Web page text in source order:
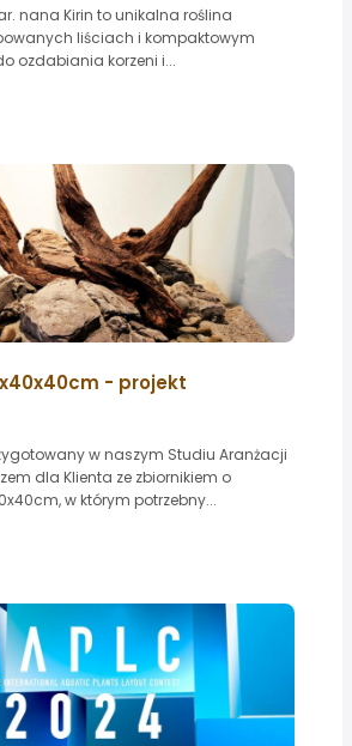
nana Kirin to unikalna roślina
liściach i kompaktowym
ozdabiania korzeni i...
- projekt
w naszym Studiu Aranżacji
dla Klienta ze zbiornikiem o
w którym potrzebny...